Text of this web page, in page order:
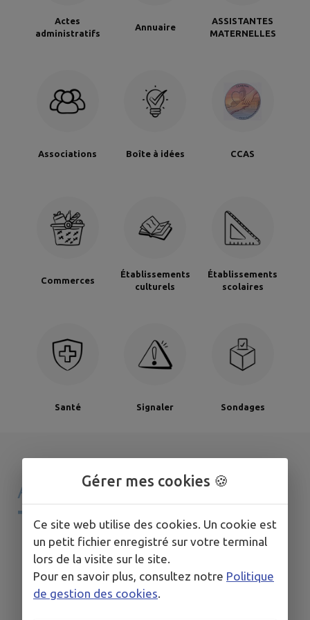
Actes
administratifs
Annuaire
ASSISTANTES
MATERNELLES
Associations Boîte à idées CCAS
Commerces
Établissements
culturels
Établissements
scolaires
Santé Signaler Sondages
AGENDA DEMON
TERRITOIRE
Gérer mes cookies 🍪
Ce site web utilise des cookies. Un cookie est
un petit fichier enregistré sur votre terminal
lors de la visite sur le site.
Pour en savoir plus, consultez notre Politique
de gestion des cookies.